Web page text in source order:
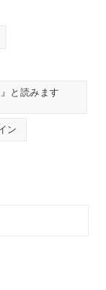
と読みます
ン